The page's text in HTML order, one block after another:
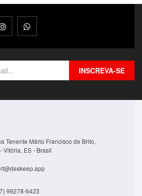
INSCREVA-SE
Tenente Mário Francisco de Brito,
Vitória, ES - Brasil
99278-6423